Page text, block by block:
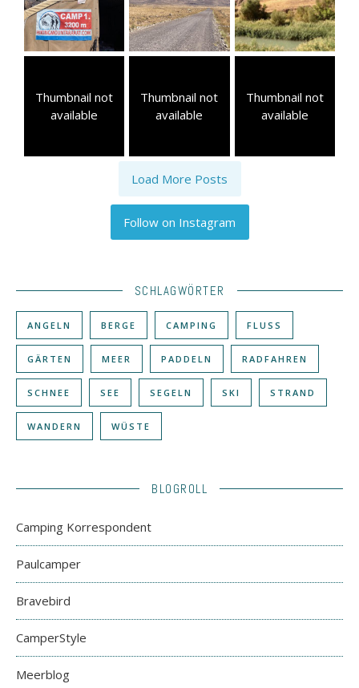
Thumbnail not
available
Thumbnail not
available
Thumbnail not
available
Load More Posts
Follow on Instagram
SCHLAGWÖRTER
ANGELN BERGE CAMPING FLUSS
GÄRTEN MEER PADDELN RADFAHREN
SCHNEE SEE SEGELN SKI STRAND
WANDERN WÜSTE
BLOGROLL
Camping Korrespondent
Paulcamper
Bravebird
CamperStyle
Meerblog